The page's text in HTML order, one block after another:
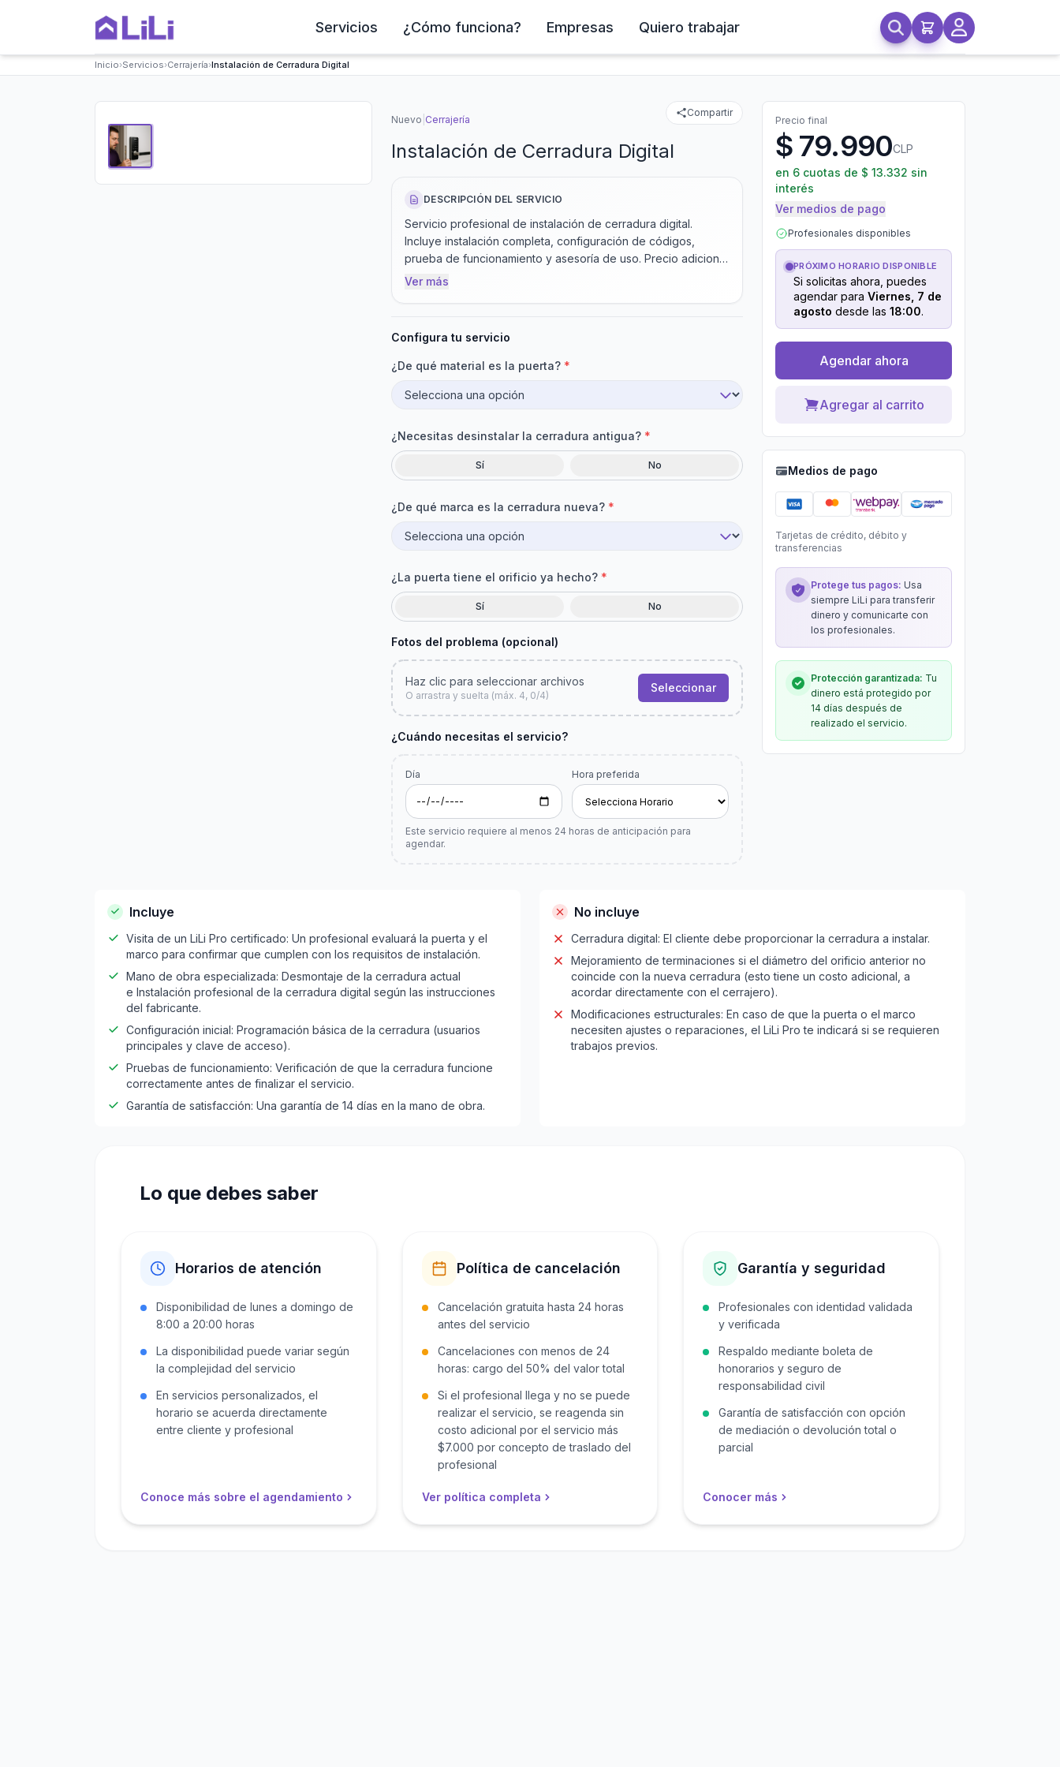
Servicios ¿Cómo funciona? Empresas Quiero trabajar
Inicio›Servicios›Cerrajería›Instalación de Cerradura Digital
Compartir
Nuevo Cerrajería
Instalación de Cerradura Digital
DESCRIPCIÓN DEL SERVICIO
Servicio profesional de instalación de cerradura digital.
Incluye instalación completa, configuración de códigos,
prueba de funcionamiento y asesoría de uso. Precio adicional
si requiere desinstalación previa.
Ver más
Configura tu servicio
¿De qué material es la puerta? *
¿Necesitas desinstalar la cerradura antigua? *
Sí No
¿De qué marca es la cerradura nueva? *
¿La puerta tiene el orificio ya hecho? *
Sí No
Fotos del problema (opcional)
Haz clic para seleccionar archivos
O arrastra y suelta (máx. 4, 0/4)
Seleccionar
¿Cuándo necesitas el servicio?
Día Hora preferida
Este servicio requiere al menos 24 horas de anticipación para
agendar.
Precio final
$ 79.990CLP
en 6 cuotas de $ 13.332 sin
interés
Ver medios de pago
Profesionales disponibles
PRÓXIMO HORARIO DISPONIBLE
Si solicitas ahora, puedes
agendar para Viernes, 7 de
agosto desde las 18:00.
Agendar ahora
Agregar al carrito
Medios de pago
Tarjetas de crédito, débito y
transferencias
Protege tus pagos: Usa
siempre LiLi para transferir
dinero y comunicarte con
los profesionales.
Protección garantizada: Tu
dinero está protegido por
14 días después de
realizado el servicio.
Incluye
Visita de un LiLi Pro certificado: Un profesional evaluará la puerta y el
marco para confirmar que cumplen con los requisitos de instalación.
Mano de obra especializada: Desmontaje de la cerradura actual
e Instalación profesional de la cerradura digital según las instrucciones
del fabricante.
Configuración inicial: Programación básica de la cerradura (usuarios
principales y clave de acceso).
Pruebas de funcionamiento: Verificación de que la cerradura funcione
correctamente antes de finalizar el servicio.
Garantía de satisfacción: Una garantía de 14 días en la mano de obra.
No incluye
Cerradura digital: El cliente debe proporcionar la cerradura a instalar.
Mejoramiento de terminaciones si el diámetro del orificio anterior no
coincide con la nueva cerradura (esto tiene un costo adicional, a
acordar directamente con el cerrajero).
Modificaciones estructurales: En caso de que la puerta o el marco
necesiten ajustes o reparaciones, el LiLi Pro te indicará si se requieren
trabajos previos.
Lo que debes saber
Horarios de atención
Disponibilidad de lunes a domingo de
8:00 a 20:00 horas
La disponibilidad puede variar según
la complejidad del servicio
En servicios personalizados, el
horario se acuerda directamente
entre cliente y profesional
Conoce más sobre el agendamiento
Política de cancelación
Cancelación gratuita hasta 24 horas
antes del servicio
Cancelaciones con menos de 24
horas: cargo del 50% del valor total
Si el profesional llega y no se puede
realizar el servicio, se reagenda sin
costo adicional por el servicio más
$7.000 por concepto de traslado del
profesional
Ver política completa
Garantía y seguridad
Profesionales con identidad validada
y verificada
Respaldo mediante boleta de
honorarios y seguro de
responsabilidad civil
Garantía de satisfacción con opción
de mediación o devolución total o
parcial
Conocer más